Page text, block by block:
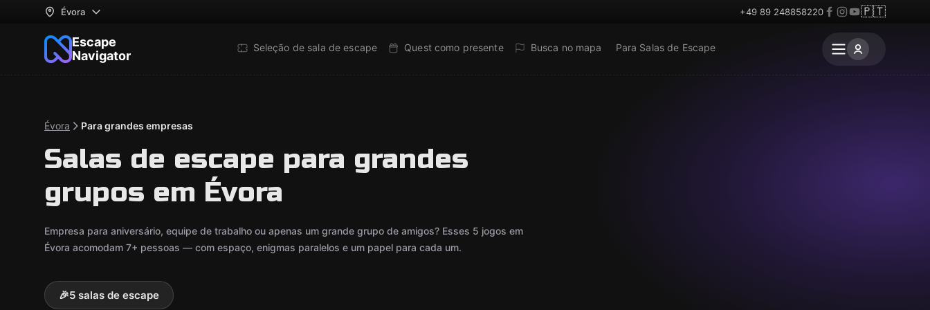
Évora +49 89 248858220 🇵🇹
Escape
Navigator
Seleção de sala de escape Quest como presente Busca no mapa Para Salas de Escape
Évora Para grandes empresas
Salas de escape para grandes
grupos em Évora
Empresa para aniversário, equipe de trabalho ou apenas um grande grupo de amigos? Esses 5 jogos em
Évora acomodam 7+ pessoas — com espaço, enigmas paralelos e um papel para cada um.
🎉5 salas de escape